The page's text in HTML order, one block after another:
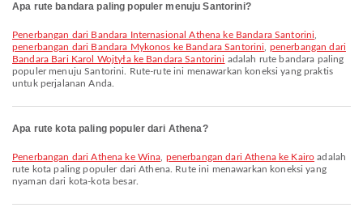
Apa rute bandara paling populer menuju Santorini?
penerbangan dari Bandara Internasional Athena ke Bandara Santorini
penerbangan dari Bandara Mykonos ke Bandara Santorini
penerbangan dari
Bandara Bari Karol Wojtyła ke Bandara Santorini adalah rute bandara paling
populer menuju Santorini. Rute-rute ini menawarkan koneksi yang praktis
untuk perjalanan Anda.
Apa rute kota paling populer dari Athena?
penerbangan dari Athena ke Wina penerbangan dari Athena ke Kairo adalah
rute kota paling populer dari Athena. Rute ini menawarkan koneksi yang
nyaman dari kota-kota besar.